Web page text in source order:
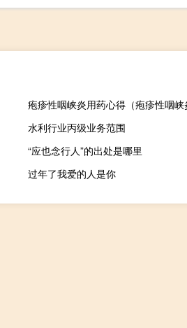
疱疹性咽峡炎用药心得（疱疹性咽峡
水利行业丙级业务范围
“应也念行人”的出处是哪里
过年了我爱的人是你